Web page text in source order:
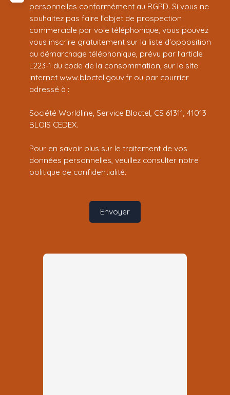
personnelles conformément au RGPD. Si vous ne
souhaitez pas faire l'objet de prospection
commerciale par voie téléphonique, vous pouvez
vous inscrire gratuitement sur la liste d'opposition
au démarchage téléphonique, prévu par l'article
L223-1 du code de la consommation, sur le site
Internet www.bloctel.gouv.fr ou par courrier
adressé à :
Société Worldline, Service Bloctel, CS 61311, 41013
BLOIS CEDEX.
Pour en savoir plus sur le traitement de vos
données personnelles, veuillez consulter notre
politique de confidentialité.
Envoyer